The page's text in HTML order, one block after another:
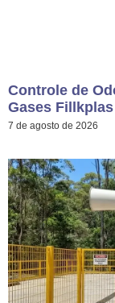
Controle de
Gases Fillkplas
7 de agosto de 2026